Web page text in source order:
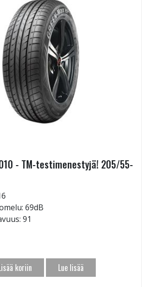
- TM-testimenestyjä! 205/55-
69dB
91
koriin Lue lisää